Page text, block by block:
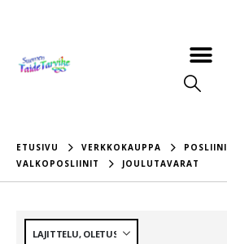
ETUSIVU VERKKOKAUPPA
POSLIINI
VALKOPOSLIINIT
JOULUTAVARAT